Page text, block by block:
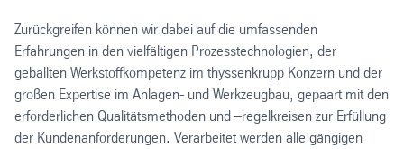
Zurückgreifen können wir dabei auf die umfassenden
Erfahrungen in den vielfältigen Prozesstechnologien, der
geballten Werkstoffkompetenz im thyssenkrupp Konzern und der
großen Expertise im Anlagen- und Werkzeugbau, gepaart mit den
erforderlichen Qualitätsmethoden und –regelkreisen zur Erfüllung
der Kundenanforderungen. Verarbeitet werden alle gängigen